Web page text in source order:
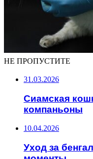
НЕ ПРОПУСТИТЕ
31.03.2026
Сиамская
компаньоны
10.04.2026
Уход за